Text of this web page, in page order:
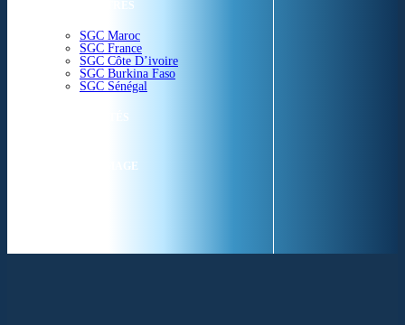
NOS CENTRES
SGC Maroc
SGC France
SGC Côte D’ivoire
SGC Burkina Faso
SGC Sénégal
ACTUALITÉS
SGC EN IMAGE